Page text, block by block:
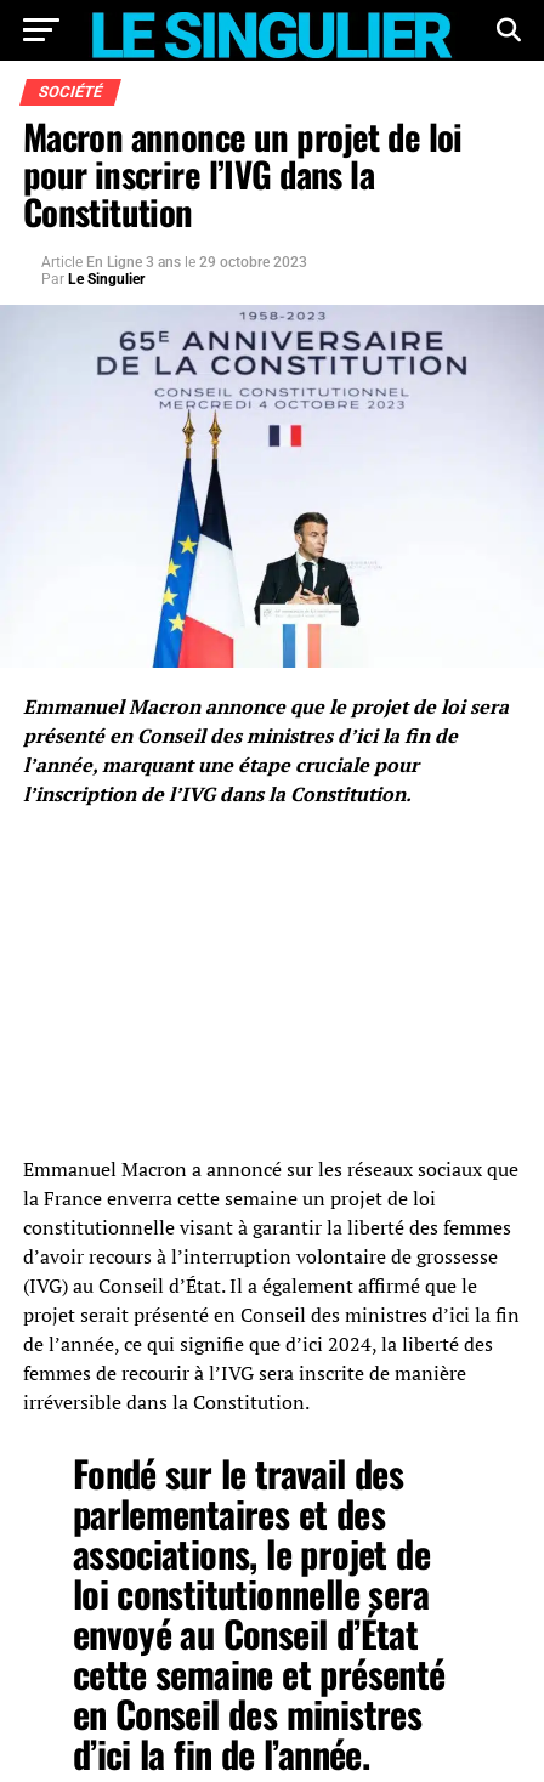
SOCIÉTÉ
Macron annonce un projet de loi
pour inscrire l’IVG dans la
Constitution
Article En Ligne 3 ans le 29 octobre 2023
Par Le Singulier
Emmanuel Macron annonce que le projet de loi sera
présenté en Conseil des ministres d’ici la fin de
l’année, marquant une étape cruciale pour
l’inscription de l’IVG dans la Constitution.
Emmanuel Macron a annoncé sur les réseaux sociaux que
la France enverra cette semaine un projet de loi
constitutionnelle visant à garantir la liberté des femmes
d’avoir recours à l’interruption volontaire de grossesse
(IVG) au Conseil d’État. Il a également affirmé que le
projet serait présenté en Conseil des ministres d’ici la fin
de l’année, ce qui signifie que d’ici 2024, la liberté des
femmes de recourir à l’IVG sera inscrite de manière
irréversible dans la Constitution.
Fondé sur le travail des
parlementaires et des
associations, le projet de
loi constitutionnelle sera
envoyé au Conseil d’État
cette semaine et présenté
en Conseil des ministres
d’ici la fin de l’année.